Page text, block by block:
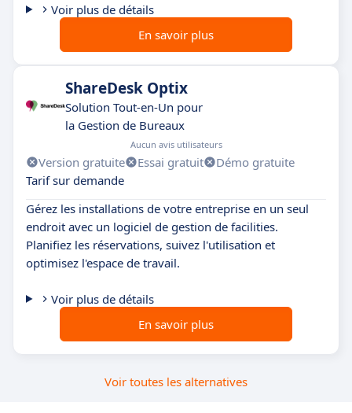
Voir plus de détails
En savoir plus
ShareDesk Optix
Solution Tout-en-Un pour
la Gestion de Bureaux
Aucun avis utilisateurs
Version gratuite Essai gratuit
Démo gratuite
Tarif sur demande
Gérez les installations de votre entreprise en un seul
endroit avec un logiciel de gestion de facilities.
Planifiez les réservations, suivez l'utilisation et
optimisez l'espace de travail.
Voir plus de détails
En savoir plus
Voir toutes les alternatives